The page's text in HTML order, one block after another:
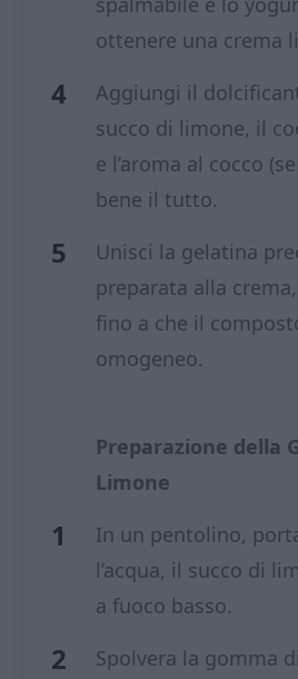
ottenere una crema
Aggiungi il
succo di limone, il
e l’aroma al cocco
bene il tutto.
Unisci la gelatina
preparata alla
fino a che il
omogeneo.
Preparazione della
Limone
In un pentolino,
l’acqua, il succo di
a fuoco basso.
Spolvera la gomma